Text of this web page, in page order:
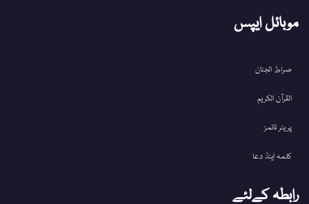
موبائل ایپس
صراط الجنان
القرآن الکریم
پریئر ٹائمز
کلمہ اینڈ دعا
رابطہ کےلئے